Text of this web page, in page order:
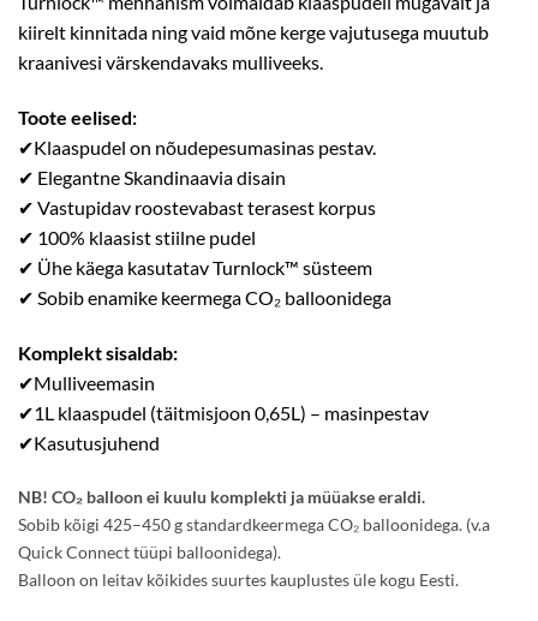
kiirelt kinnitada ning vaid mõne kerge vajutusega muutub
kraanivesi värskendavaks mulliveeks.
Toote eelised:
✔Klaaspudel on nõudepesumasinas pestav.
✔ Elegantne Skandinaavia disain
✔ Vastupidav roostevabast terasest korpus
✔ 100% klaasist stiilne pudel
✔ Ühe käega kasutatav Turnlock™ süsteem
✔ Sobib enamike keermega CO₂ balloonidega
Komplekt sisaldab:
✔Mulliveemasin
✔1L klaaspudel (täitmisjoon 0,65L) – masinpestav
✔Kasutusjuhend
NB! CO₂ balloon ei kuulu komplekti ja müüakse eraldi.
Sobib kõigi 425–450 g standardkeermega CO₂ balloonidega. (v.a
Quick Connect tüüpi balloonidega).
Balloon on leitav kõikides suurtes kauplustes üle kogu Eesti.